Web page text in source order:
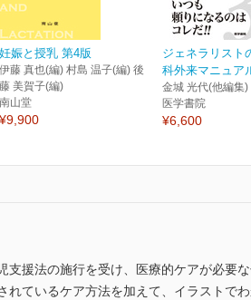
妊娠と授乳 第4版
伊藤 真也(編) 村島 温子(編) 後
藤 美賀子(編)
南山堂
¥9,900
ジェネラリスト
科外来マニュア
金城 光代(他編集)
医学書院
¥6,600
支援法の施行を受け、医療的ケアが必要
ているケア方法を加えて、イラストで